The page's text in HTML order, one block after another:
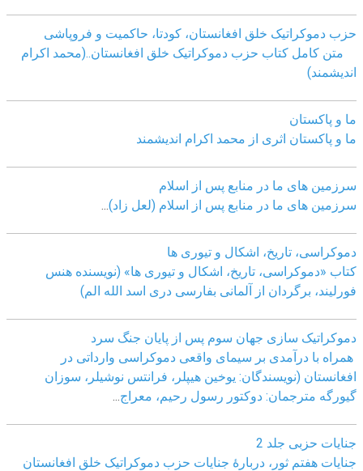
حزب دموکراتیک خلق افغانستان، کودتا، حاکمیت و فروپاشی
متن کامل کتاب حزب دموکراتیک خلق افغانستان..(محمد اکرام
اندیشمند)
ما و پاکستان
ما و پاکستان اثری از محمد اکرام اندیشمند
سرزمین های ما در منابع پس از اسلام
سرزمین های ما در منابع پس از اسلام (لعل زاد)
دموکراسی، تاريخ، اشکال و تيوری ها
کتاب «دموکراسی، تاريخ، اشکال و تيوری ها» (نويسنده هنس
فورليند، برگردان از آلمانی بفارسی دری اسد الله الم)
دموکراتیک سازی جهان سوم پس از پایان جنگ سرد
همراه با درآمدی بر سیمای واقعی دموکراسی وارداتی در
افغانستان (نویسندگان: یوخین هیپلر، فرانتس نوشیلر، سوزان
گیورگه مترجمان: دوکتور رسول رحیم، معراج
جنایات حزبی جلد 2
جنایات هفتم ثور، دربارۀ جنایات حزب دموکراتیک خلق افغانستان